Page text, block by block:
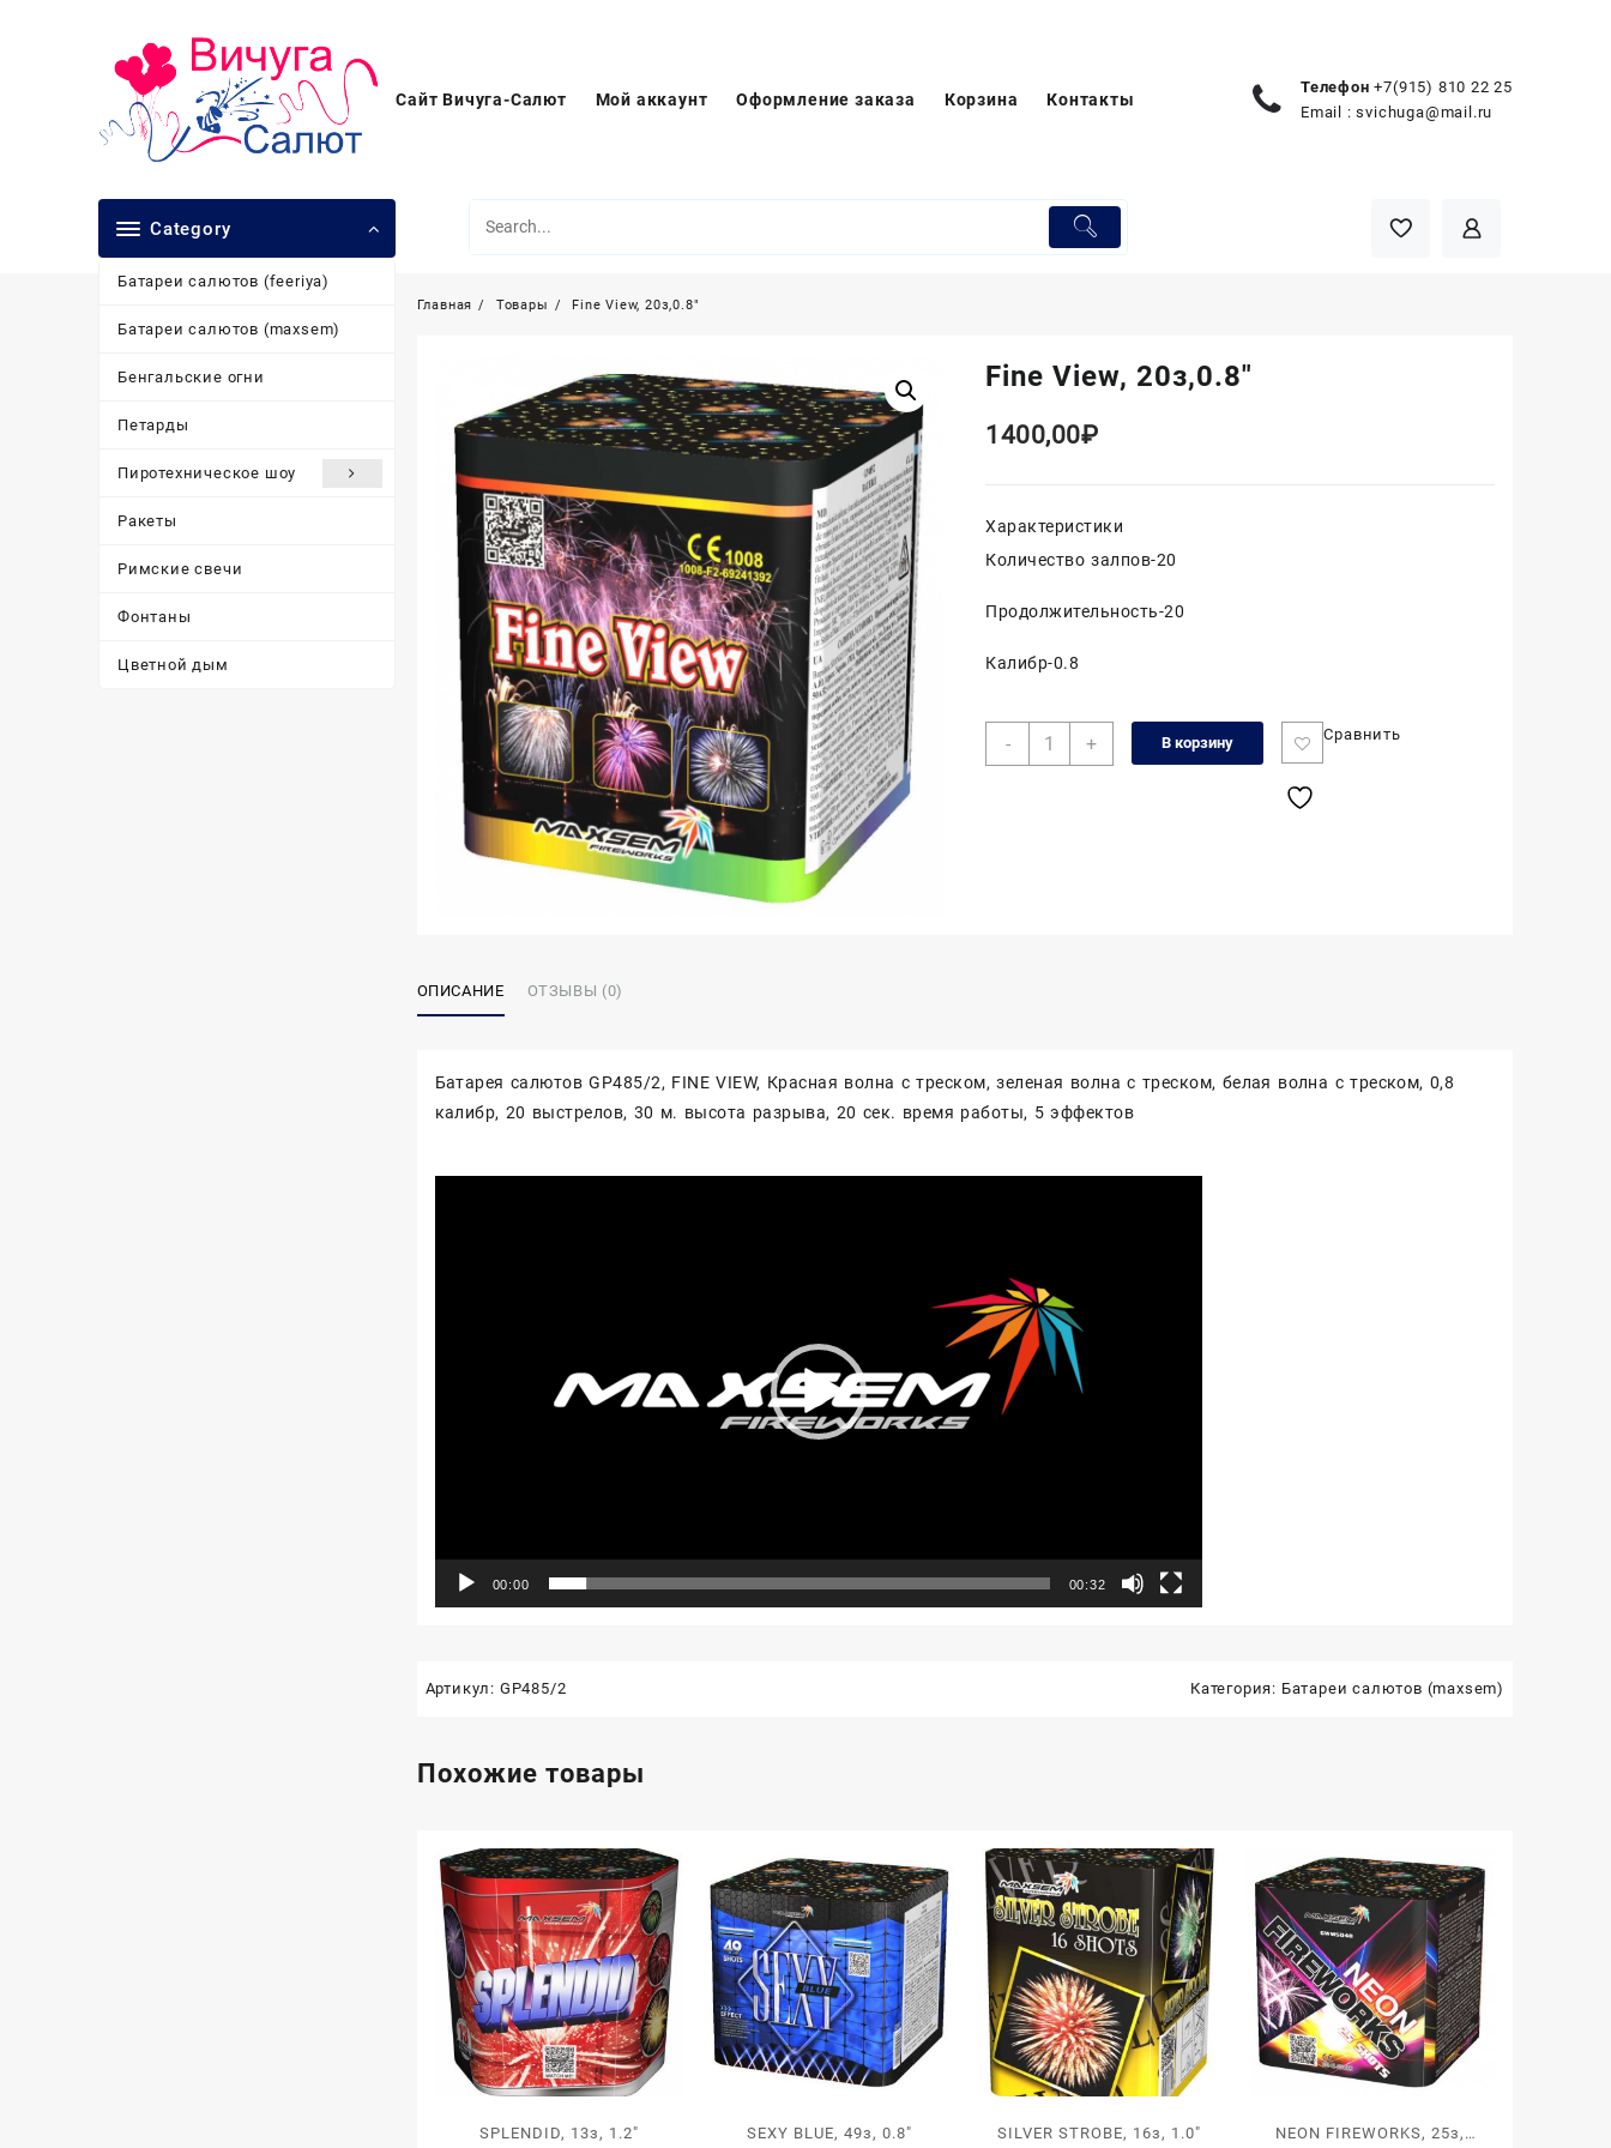
Сайт Вичуга-Салют Мой аккаунт Оформление заказа Корзина Контакты
Телефон +7(915) 810 22 25
Email :svichuga@mail.ru
Category
Батареи салютов (feeriya)
Батареи салютов (maxsem)
Бенгальские огни
Петарды
Пиротехническое шоу
Ракеты
Римские свечи
Фонтаны
Цветной дым
Главная Товары Fine View, 20з,0.8″
Fine View, 20з,0.8″
1400,00₽
Характеристики
Количество залпов-20
Продолжительность-20
Калибр-0.8
-
Количество
+ В корзину Сравнить
ОПИСАНИЕ ОТЗЫВЫ (0)
Батарея салютов GP485/2, FINE VIEW, Красная волна с треском, зеленая волна с треском, белая волна с треском, 0,8
калибр, 20 выстрелов, 30 м. высота разрыва, 20 сек. время работы, 5 эффектов
00:00 00:32
Артикул: GP485/2 Категория: Батареи салютов (maxsem)
Похожие товары
SPLENDID, 13з, 1.2″ SEXY BLUE, 49з, 0.8″ SILVER STROBE, 16з, 1.0″ NEON FIREWORKS, 25з,